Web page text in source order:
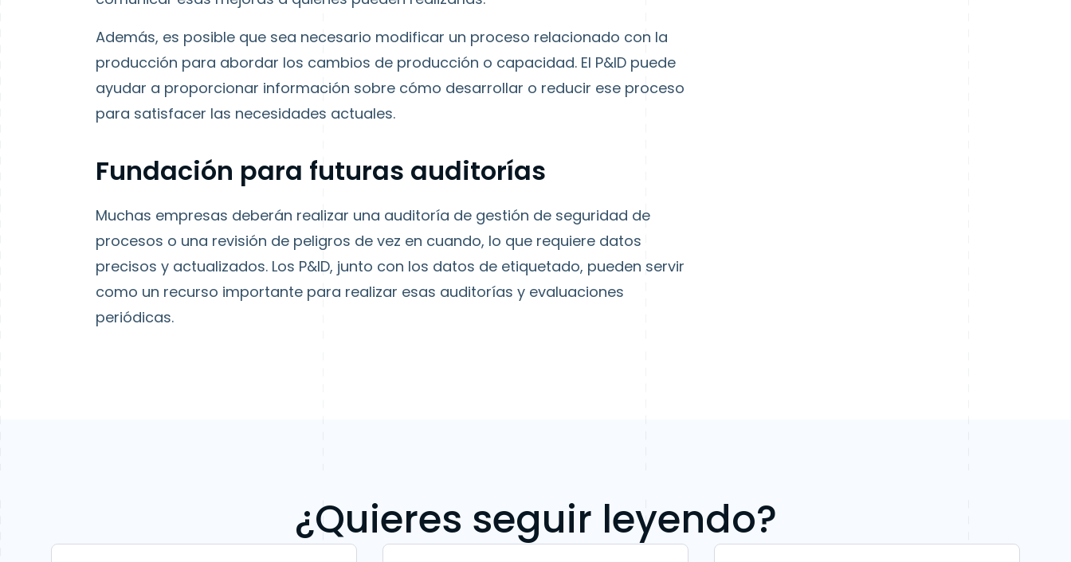
Además, es posible que sea necesario modificar un proceso relacionado con la
producción para abordar los cambios de producción o capacidad. El P&ID puede
ayudar a proporcionar información sobre cómo desarrollar o reducir ese proceso
para satisfacer las necesidades actuales.
Fundación para futuras auditorías
Muchas empresas deberán realizar una auditoría de gestión de seguridad de
procesos o una revisión de peligros de vez en cuando, lo que requiere datos
precisos y actualizados. Los P&ID, junto con los datos de etiquetado, pueden servir
como un recurso importante para realizar esas auditorías y evaluaciones
periódicas.
¿Quieres seguir leyendo?